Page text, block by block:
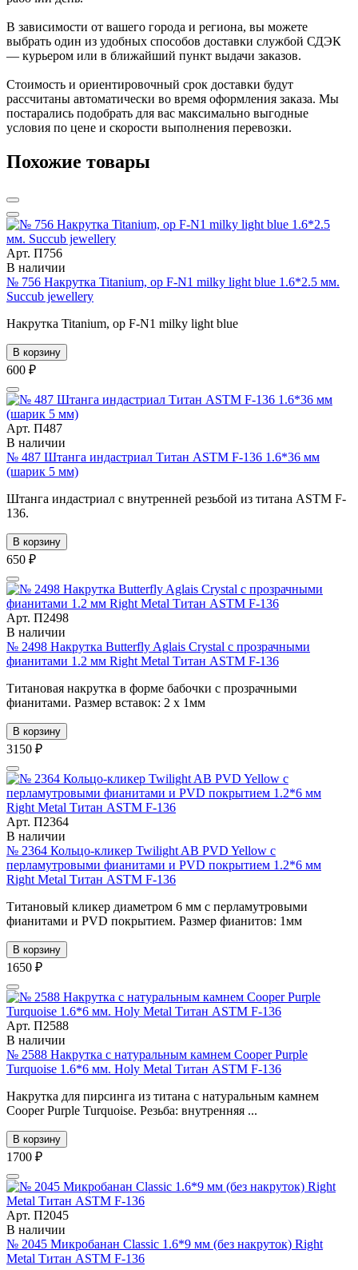
В зависимости от вашего города и региона, вы можете
выбрать один из удобных способов доставки службой СДЭК
— курьером или в ближайший пункт выдачи заказов.
Стоимость и ориентировочный срок доставки будут
рассчитаны автоматически во время оформления заказа. Мы
постарались подобрать для вас максимально выгодные
условия по цене и скорости выполнения перевозки.
Похожие товары
Арт. П756
В наличии
№ 756 Накрутка Titanium, op F-N1 milky light blue 1.6*2.5 мм.
Succub jewellery
Накрутка Titanium, op F-N1 milky light blue
В корзину
600 ₽
Арт. П487
В наличии
№ 487 Штанга индастриал Титан ASTM F-136 1.6*36 мм
(шарик 5 мм)
Штанга индастриал с внутренней резьбой из титана ASTM F-
136.
В корзину
650 ₽
Арт. П2498
В наличии
№ 2498 Накрутка Butterfly Aglais Crystal с прозрачными
фианитами 1.2 мм Right Metal Титан ASTM F-136
Титановая накрутка в форме бабочки с прозрачными
фианитами. Размер вставок: 2 х 1мм
В корзину
3150 ₽
Арт. П2364
В наличии
№ 2364 Кольцо-кликер Twilight AB PVD Yellow с
перламутровыми фианитами и PVD покрытием 1.2*6 мм
Right Metal Титан ASTM F-136
Титановый кликер диаметром 6 мм с перламутровыми
фианитами и PVD покрытием. Размер фианитов: 1мм
В корзину
1650 ₽
Арт. П2588
В наличии
№ 2588 Накрутка с натуральным камнем Cooper Purple
Turquoise 1.6*6 мм. Holy Metal Титан ASTM F-136
Накрутка для пирсинга из титана с натуральным камнем
Cooper Purple Turquoise. Резьба: внутренняя ...
В корзину
1700 ₽
Арт. П2045
В наличии
№ 2045 Микробанан Classic 1.6*9 мм (без накруток) Right
Metal Титан ASTM F-136